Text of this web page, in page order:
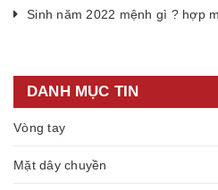
Sinh năm 2022 mệnh gì ? hợp
DANH MỤC TIN
Vòng tay
Mặt dây chuyền